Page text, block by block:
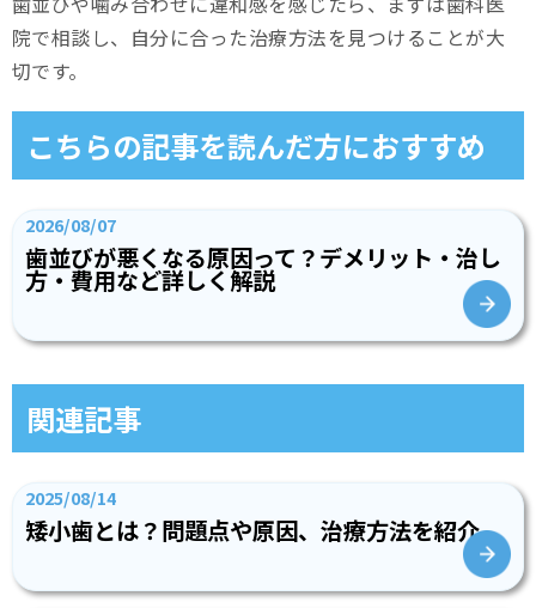
院で相談し、自分に合った治療方法を見つけることが大
切です。
こちらの記事を読んだ方におすすめ
2026/08/07
歯並びが悪くなる原因って？デメリット・治し
方・費用など詳しく解説
関連記事
2025/08/14
矮小歯とは？問題点や原因、治療方法を紹介